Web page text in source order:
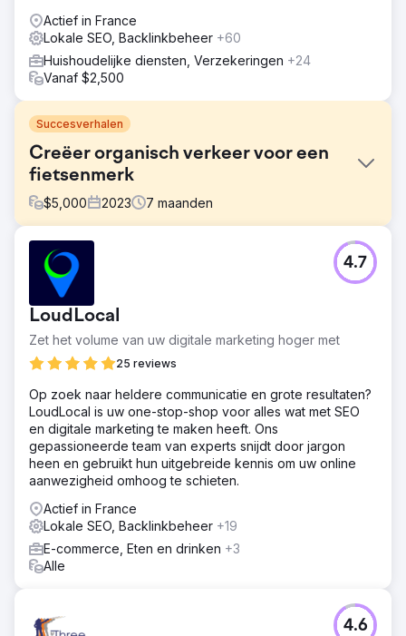
Actief in France
Lokale SEO, Backlinkbeheer +60
Huishoudelijke diensten, Verzekeringen +24
Vanaf $2,500
Succesverhalen
Creëer organisch verkeer voor een
fietsenmerk
$5,000 2023 7 maanden
Uitdaging
Een zeer beperkte aanwezigheid op Google, die alleen
afhankelijk was van de merk- of productnamen. Gebrek
aan zoekwoordstrategie. Zeer aanzienlijk commercieel
ontwikkelingspotentieel, gebaseerd op de woorden van
de prospects van het merk.
Oplossing
(“sterren”). Technische verbetering van de site in de
eerste maand (snelheid, herstel van talrijke bugs, 404-
fouten, enz.) en vervolgens SEO-optimalisatie van de site
(metas, hn, alt, strategie, inhoud, enz.).
Resultaat
Google en vervolgens op de eerste pagina. Tenslotte
nog drie maanden om de eerste drie plaatsen te
bereiken voor de meeste sterzoekwoorden.
LoudLocal
Zet het volume van uw digitale marketing hoger met
25 reviews
4.7
Op zoek naar heldere communicatie en grote resultaten?
LoudLocal is uw one-stop-shop voor alles wat met SEO
en digitale marketing te maken heeft. Ons
gepassioneerde team van experts snijdt door jargon
heen en gebruikt hun uitgebreide kennis om uw online
aanwezigheid omhoog te schieten.
Actief in France
Lokale SEO, Backlinkbeheer +19
E-commerce, Eten en drinken +3
Alle
4.6